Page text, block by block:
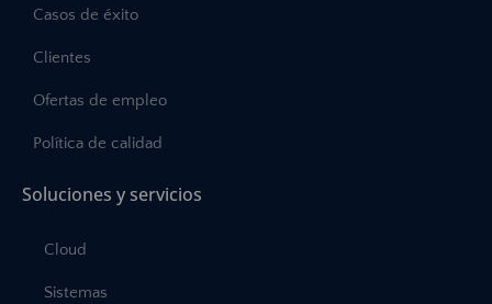
Casos de éxito
Clientes
Ofertas de empleo
Política de calidad
Soluciones y servicios
Cloud
Sistemas